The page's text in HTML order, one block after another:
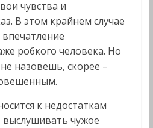
чувства и
В этом крайнем случае
робкого человека. Но
назовешь, скорее –
к недостаткам
чужое